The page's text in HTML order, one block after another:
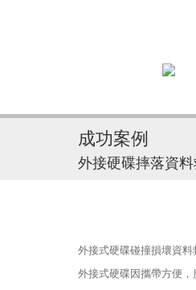
成功案例
外接硬碟摔落資
外接式硬碟碰撞損壞資料
外接式硬碟因攜帶方便